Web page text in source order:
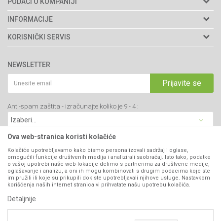
Agromarket doo
Adresa: Kraljevačkog bataljona 235/2
34000 Kragujevac, Srbija
webshop@agromarket.rs
PIB: 102135221
Matični broj: 07593252
INFORMACIJE
O nama
Prodavnice
Brendovi
Katalozi
Blog
Najčešća pitanja
KORISNIČKI SERVIS
Politika privatnosti
Kako kupiti
Isporuka
Click & Collect
Načini plaćanja
Plaćanje karticama
Web kredit Raiffeisen banke
Pravo na odustajanje
Reklamacije
Zamena artikala
NEWSLETTER
Prijavite se
Anti-spam zaštita - izračunajte koliko je 9 - 4 :
VIBER I SMS NEWSLETTER
Prijavite se
PRATITE NAS
Ova web-stranica koristi kolačiće
Kolačiće upotrebljavamo kako bismo personalizovali sadržaj i oglase,
omogućili funkcije društvenih medija i analizirali saobraćaj. Isto tako, podatke
o vašoj upotrebi naše web-lokacije delimo s partnerima za društvene medije,
oglašavanje i analizu, a oni ih mogu kombinovati s drugim podacima koje ste
im pružili ili koje su prikupili dok ste upotrebljavali njihove usluge. Nastavkom
korišćenja naših internet stranica vi prihvatate našu upotrebu kolačića.
Detaljnije